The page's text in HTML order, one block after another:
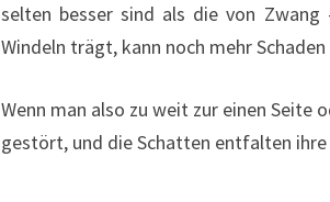
selten besser sind als die von
Windeln trägt, kann noch mehr Schaden
Wenn man also zu weit zur einen Seite
gestört, und die Schatten entfalten ihre